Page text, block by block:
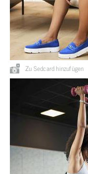
Zu Sedcard hinzufügen